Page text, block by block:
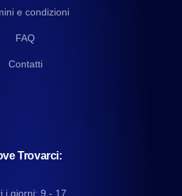
e condizioni
FAQ
Contatti
Trovarci:
i giorni: 9 - 17